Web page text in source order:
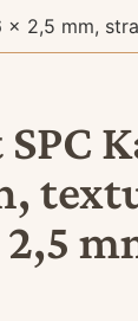
x 2,5 mm,